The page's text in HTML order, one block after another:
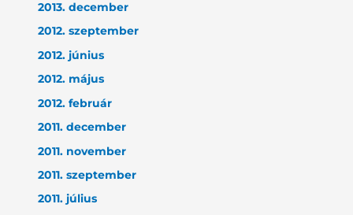
2013. december
2012. szeptember
2012. június
2012. május
2012. február
2011. december
2011. november
2011. szeptember
2011. július